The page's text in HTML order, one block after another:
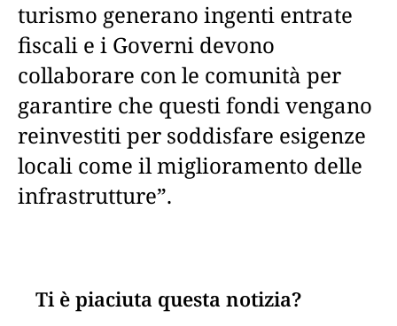
turismo generano ingenti entrate
fiscali e i Governi devono
collaborare con le comunità per
garantire che questi fondi vengano
reinvestiti per soddisfare esigenze
locali come il miglioramento delle
infrastrutture”.
Ti è piaciuta questa notizia?